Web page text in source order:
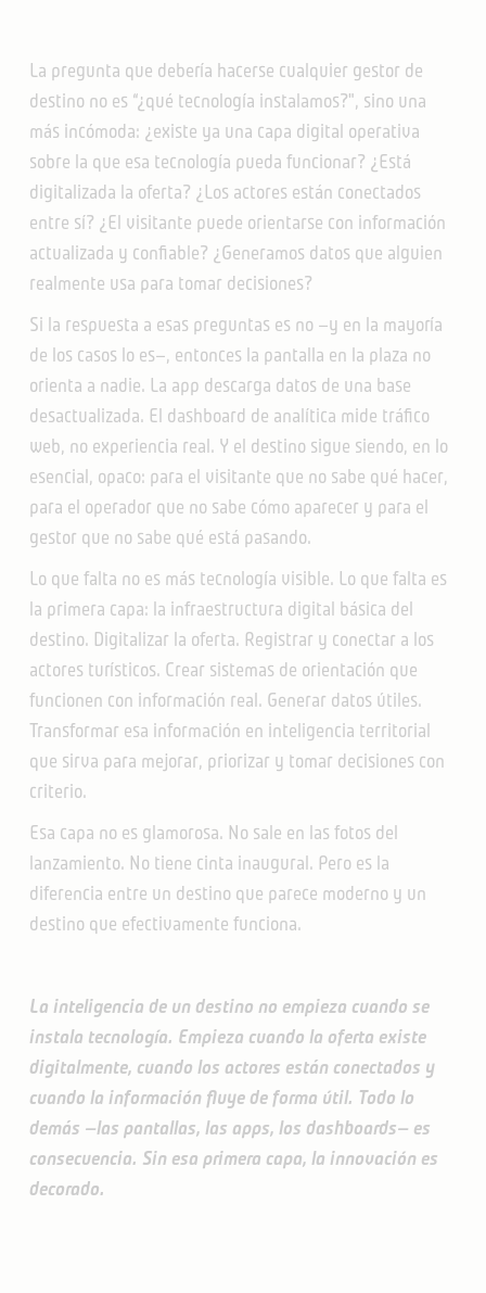
La pregunta que debería hacerse cualquier gestor de
destino no es “¿qué tecnología instalamos?", sino una
más incómoda: ¿existe ya una capa digital operativa
sobre la que esa tecnología pueda funcionar? ¿Está
digitalizada la oferta? ¿Los actores están conectados
entre sí? ¿El visitante puede orientarse con información
actualizada y confiable? ¿Generamos datos que alguien
realmente usa para tomar decisiones?
Si la respuesta a esas preguntas es no —y en la mayoría
de los casos lo es—, entonces la pantalla en la plaza no
orienta a nadie. La app descarga datos de una base
desactualizada. El dashboard de analítica mide tráfico
web, no experiencia real. Y el destino sigue siendo, en lo
esencial, opaco: para el visitante que no sabe qué hacer,
para el operador que no sabe cómo aparecer y para el
gestor que no sabe qué está pasando.
Lo que falta no es más tecnología visible. Lo que falta es
la primera capa: la infraestructura digital básica del
destino. Digitalizar la oferta. Registrar y conectar a los
actores turísticos. Crear sistemas de orientación que
funcionen con información real. Generar datos útiles.
Transformar esa información en inteligencia territorial
que sirva para mejorar, priorizar y tomar decisiones con
criterio.
Esa capa no es glamorosa. No sale en las fotos del
lanzamiento. No tiene cinta inaugural. Pero es la
diferencia entre un destino que parece moderno y un
destino que efectivamente funciona.
La inteligencia de un destino no empieza cuando se
instala tecnología. Empieza cuando la oferta existe
digitalmente, cuando los actores están conectados y
cuando la información fluye de forma útil. Todo lo
demás —las pantallas, las apps, los dashboards— es
consecuencia. Sin esa primera capa, la innovación es
decorado.